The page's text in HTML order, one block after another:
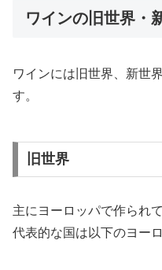
ワインの旧世界・
ワインには旧世界、新世
す。
旧世界
主にヨーロッパで作られ
代表的な国は以下のヨー